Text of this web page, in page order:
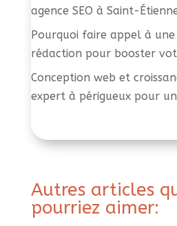
agence SEO à Saint-
Pourquoi faire appel à une
rédaction pour booster
Conception web et
expert à périgueux pour
Autres articles
pourriez aimer: